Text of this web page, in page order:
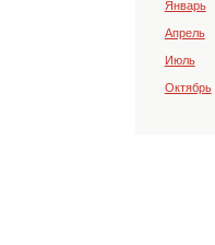
Январь
Апрель
Июль
Октябрь